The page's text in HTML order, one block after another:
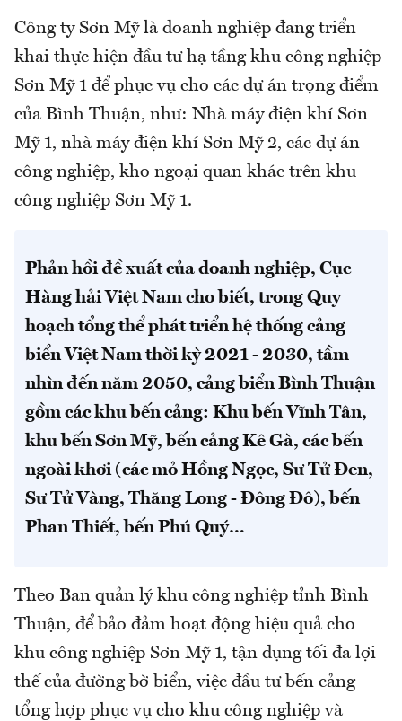
Công ty Sơn Mỹ là doanh nghiệp đang triển
khai thực hiện đầu tư hạ tầng khu công nghiệp
Sơn Mỹ 1 để phục vụ cho các dự án trọng điểm
của Bình Thuận, như: Nhà máy điện khí Sơn
Mỹ 1, nhà máy điện khí Sơn Mỹ 2, các dự án
công nghiệp, kho ngoại quan khác trên khu
công nghiệp Sơn Mỹ 1.
Phản hồi đề xuất của doanh nghiệp, Cục
Hàng hải Việt Nam cho biết, trong Quy
hoạch tổng thể phát triển hệ thống cảng
biển Việt Nam thời kỳ 2021 - 2030, tầm
nhìn đến năm 2050, cảng biển Bình Thuận
gồm các khu bến cảng: Khu bến Vĩnh Tân,
khu bến Sơn Mỹ, bến cảng Kê Gà, các bến
ngoài khơi (các mỏ Hồng Ngọc, Sư Tử Đen,
Sư Tử Vàng, Thăng Long - Đông Đô), bến
Phan Thiết, bến Phú Quý…
Theo Ban quản lý khu công nghiệp tỉnh Bình
Thuận, để bảo đảm hoạt động hiệu quả cho
khu công nghiệp Sơn Mỹ 1, tận dụng tối đa lợi
thế của đường bờ biển, việc đầu tư bến cảng
tổng hợp phục vụ cho khu công nghiệp và